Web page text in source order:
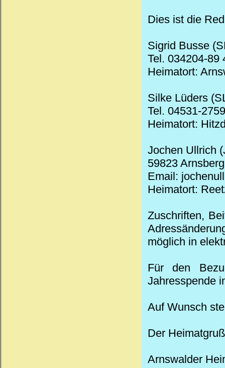
Dies ist die
Sigrid Busse
Tel. 034204-89
Heimatort:
Silke Lüders
Tel. 04531-
Heimatort:
Jochen Ullrich
59823
Email:
Heimatort:
Zuschriften,
möglich in
Für den
Jahresspende
Auf Wunsch
Der
Arnswalder